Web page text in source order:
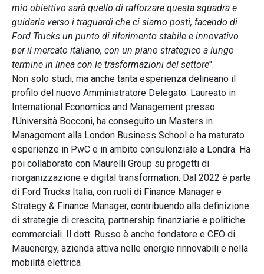
mio obiettivo sarà quello di rafforzare questa squadra e
guidarla verso i traguardi che ci siamo posti, facendo di
Ford Trucks un punto di riferimento stabile e innovativo
per il mercato italiano, con un piano strategico a lungo
termine in linea con le trasformazioni del settore".
Non solo studi, ma anche tanta esperienza delineano il
profilo del nuovo Amministratore Delegato. Laureato in
International Economics and Management presso
l’Università Bocconi, ha conseguito un Masters in
Management alla London Business School e ha maturato
esperienze in PwC e in ambito consulenziale a Londra. Ha
poi collaborato con Maurelli Group su progetti di
riorganizzazione e digital transformation. Dal 2022 è parte
di Ford Trucks Italia, con ruoli di Finance Manager e
Strategy & Finance Manager, contribuendo alla definizione
di strategie di crescita, partnership finanziarie e politiche
commerciali. Il dott. Russo è anche fondatore e CEO di
Mauenergy, azienda attiva nelle energie rinnovabili e nella
mobilità elettrica